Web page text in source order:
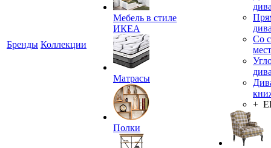
Бренды Коллекции
Мебель в стиле
ИКЕА
Матрасы
Полки
Со
+